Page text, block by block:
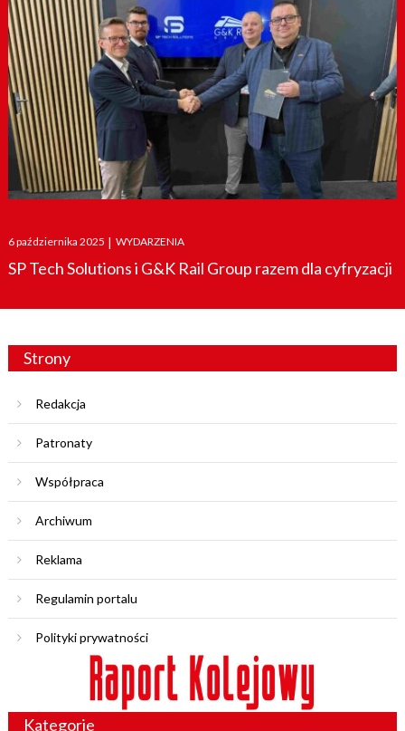
Posted
on
6 października 2025 | WYDARZENIA
SP Tech Solutions i G&K Rail Group razem dla cyfryzacji
Strony
Redakcja
Patronaty
Współpraca
Archiwum
Reklama
Regulamin portalu
Polityki prywatności
Kategorie